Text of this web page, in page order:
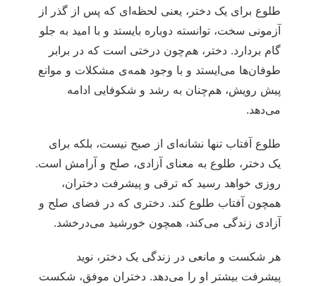
طلوع برای یک دختر، یعنی لحظه‌ای که پس از گذر از
آزمونی سخت، توانسته دوباره بایستد و با امید به جلو
گام بردارد. دختر، هم‌چون درختی است که در برابر
طوفان‌ها می‌ایستد و با وجود همه‌ی مشکلات و موانع
پیش رویش، هم‌چنان به رشد و شکوفایی ادامه
می‌دهد.
طلوع آفتاب تنها نشانه‌ای از صبح نیست، بلکه برای
یک دختر، طلوع به معنای آزادی، صلح و آرامش است.
روزی خواهد رسید که ترقی و پیشرفت دختران،
همچون آفتاب طلوع کند. دختری که در فضای صلح و
آزادی زندگی می‌کند، همچون خورشید می‌درخشد.
هر شکست و مانعی در زندگی یک دختر، نوید
پیشرفت بیشتر او را می‌دهد. دختران موفق، شکست